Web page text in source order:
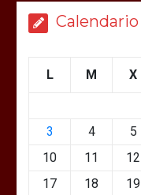
Calendario
L M X
3
4 5
10
11 12
17
18 19